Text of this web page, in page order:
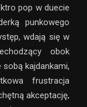
pop w duecie
punkowego
wdają się w
obok
kajdankami,
frustracja
akceptację,